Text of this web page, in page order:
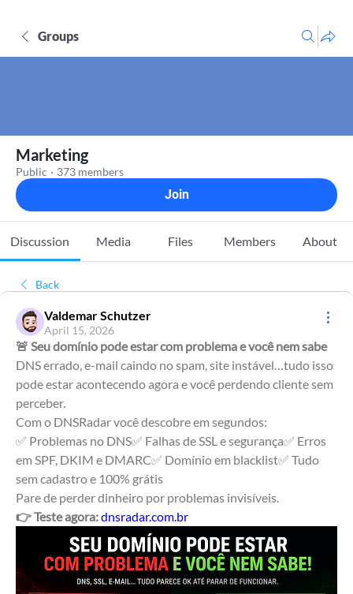
Groups
Marketing
Public · 373 members
Join
Discussion Media Files Members About
Back
Valdemar Schutzer
April 15, 2026
🚨 Seu domínio pode estar com problema e você nem sabe
DNS errado, e-mail caindo no spam, site instável…tudo isso
pode estar acontecendo agora e você perdendo cliente sem
perceber.
Com o DNSRadar você descobre em segundos:
✅ Problemas no DNS✅ Falhas de SSL e segurança✅ Erros
em SPF, DKIM e DMARC✅ Domínio em blacklist✅ Tudo
sem cadastro e 100% grátis
Pare de perder dinheiro por problemas invisíveis.
👉 Teste agora:dnsradar.com.br